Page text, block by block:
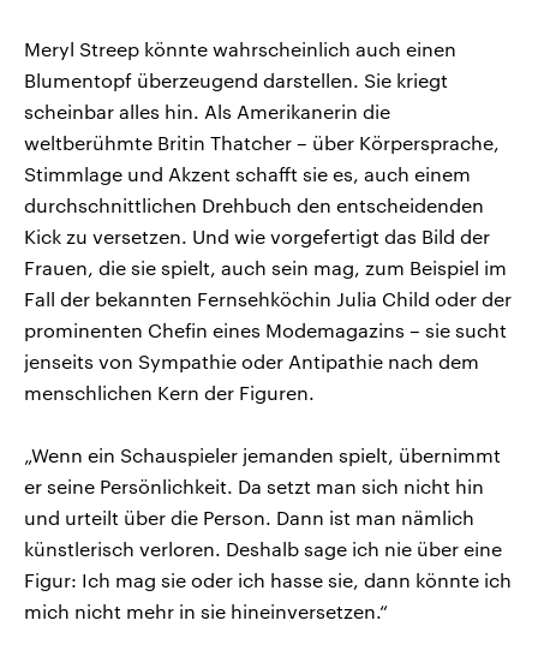
Meryl Streep könnte wahrscheinlich auch einen
Blumentopf überzeugend darstellen. Sie kriegt
scheinbar alles hin. Als Amerikanerin die
weltberühmte Britin Thatcher – über Körpersprache,
Stimmlage und Akzent schafft sie es, auch einem
durchschnittlichen Drehbuch den entscheidenden
Kick zu versetzen. Und wie vorgefertigt das Bild der
Frauen, die sie spielt, auch sein mag, zum Beispiel im
Fall der bekannten Fernsehköchin Julia Child oder der
prominenten Chefin eines Modemagazins – sie sucht
jenseits von Sympathie oder Antipathie nach dem
menschlichen Kern der Figuren.
„Wenn ein Schauspieler jemanden spielt, übernimmt
er seine Persönlichkeit. Da setzt man sich nicht hin
und urteilt über die Person. Dann ist man nämlich
künstlerisch verloren. Deshalb sage ich nie über eine
Figur: Ich mag sie oder ich hasse sie, dann könnte ich
mich nicht mehr in sie hineinversetzen.“